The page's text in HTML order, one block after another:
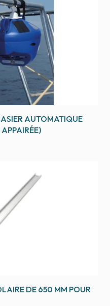
AUTOMATIQUE
DE 650 MM POUR